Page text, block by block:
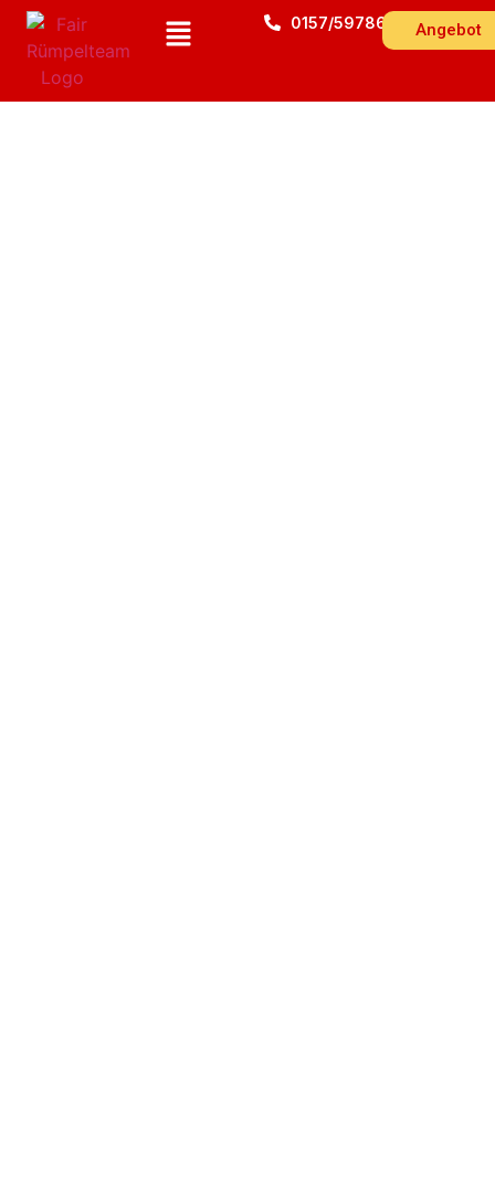
0157/59786543 Angebot